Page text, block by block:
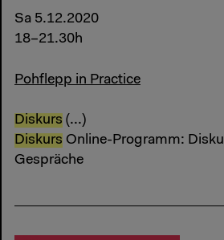
Sa 5.12.2020
18–21.30h
Pohflepp in Practice
Diskurs (...)
Diskurs Online-Programm:
Gespräche